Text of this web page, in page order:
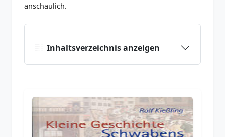
anschaulich.
Inhaltsverzeichnis anzeigen